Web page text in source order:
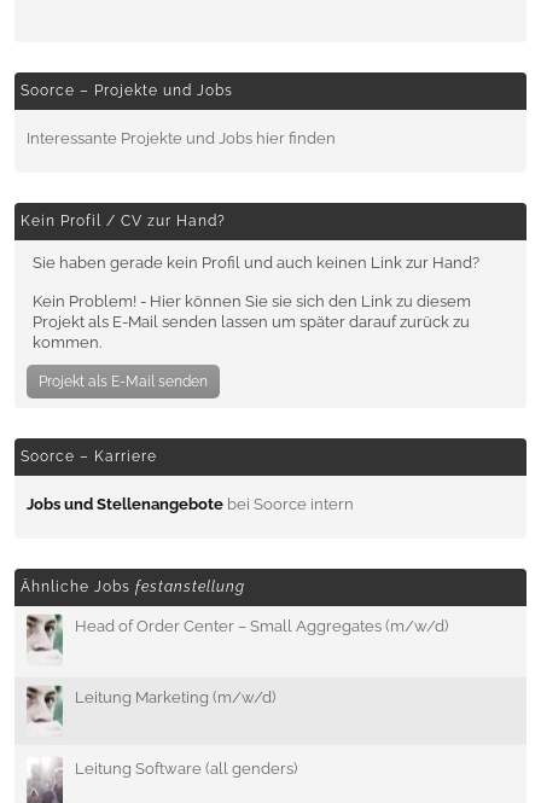
Soorce – Projekte und Jobs
Interessante Projekte und Jobs hier finden
Kein Profil / CV zur Hand?
Sie haben gerade kein Profil und auch keinen Link zur Hand?
Kein Problem! - Hier können Sie sie sich den Link zu diesem
Projekt als E-Mail senden lassen um später darauf zurück zu
kommen.
Projekt als E-Mail senden
Soorce – Karriere
Jobs und Stellenangebote bei Soorce intern
Ähnliche Jobs festanstellung
Head of Order Center – Small Aggregates (m/w/d)
Leitung Marketing (m/w/d)
Leitung Software (all genders)